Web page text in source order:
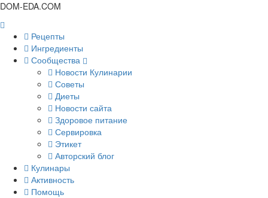
DOM-EDA.COM
Рецепты
Ингредиенты
Сообщества
Новости Кулинарии
Советы
Диеты
Новости сайта
Здоровое питание
Сервировка
Этикет
Авторский блог
Кулинары
Активность
Помощь